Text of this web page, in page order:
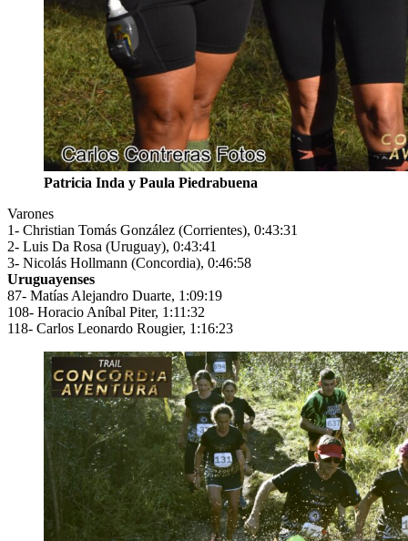
Patricia Inda y Paula Piedrabuena
Varones
1- Christian Tomás González (Corrientes), 0:43:31
2- Luis Da Rosa (Uruguay), 0:43:41
3- Nicolás Hollmann (Concordia), 0:46:58
Uruguayenses
87- Matías Alejandro Duarte, 1:09:19
108- Horacio Aníbal Piter, 1:11:32
118- Carlos Leonardo Rougier, 1:16:23